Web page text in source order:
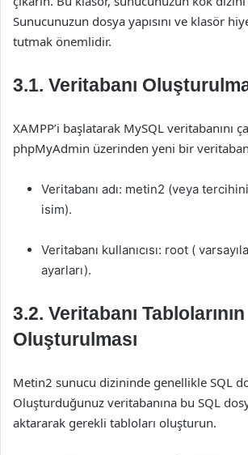
Sunucunuzun dosya yapısını ve klasör
tutmak önemlidir.
3.1. Veritabanı
XAMPP’i başlatarak MySQL veritabanını
phpMyAdmin üzerinden yeni bir
Veritabanı adı: metin2 (veya
isim).
Veritabanı kullanıcısı: root (
ayarları).
3.2. Veritabanı Tablolarının
Oluşturulması
Metin2 sunucu dizininde genellikle SQL
Oluşturduğunuz veritabanına bu SQL
aktararak gerekli tabloları oluşturun.